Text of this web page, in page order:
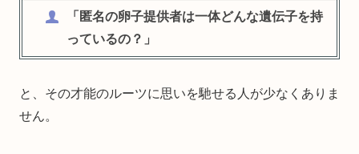
「匿名の卵子提供者は一体どんな遺伝子を持
っているの？」
と、その才能のルーツに思いを馳せる人が少なくありま
せん。